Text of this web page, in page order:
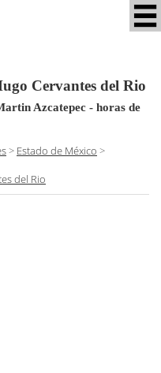
Cervantes del Rio
Azcatepec - horas de
> Estado de México >
del Rio